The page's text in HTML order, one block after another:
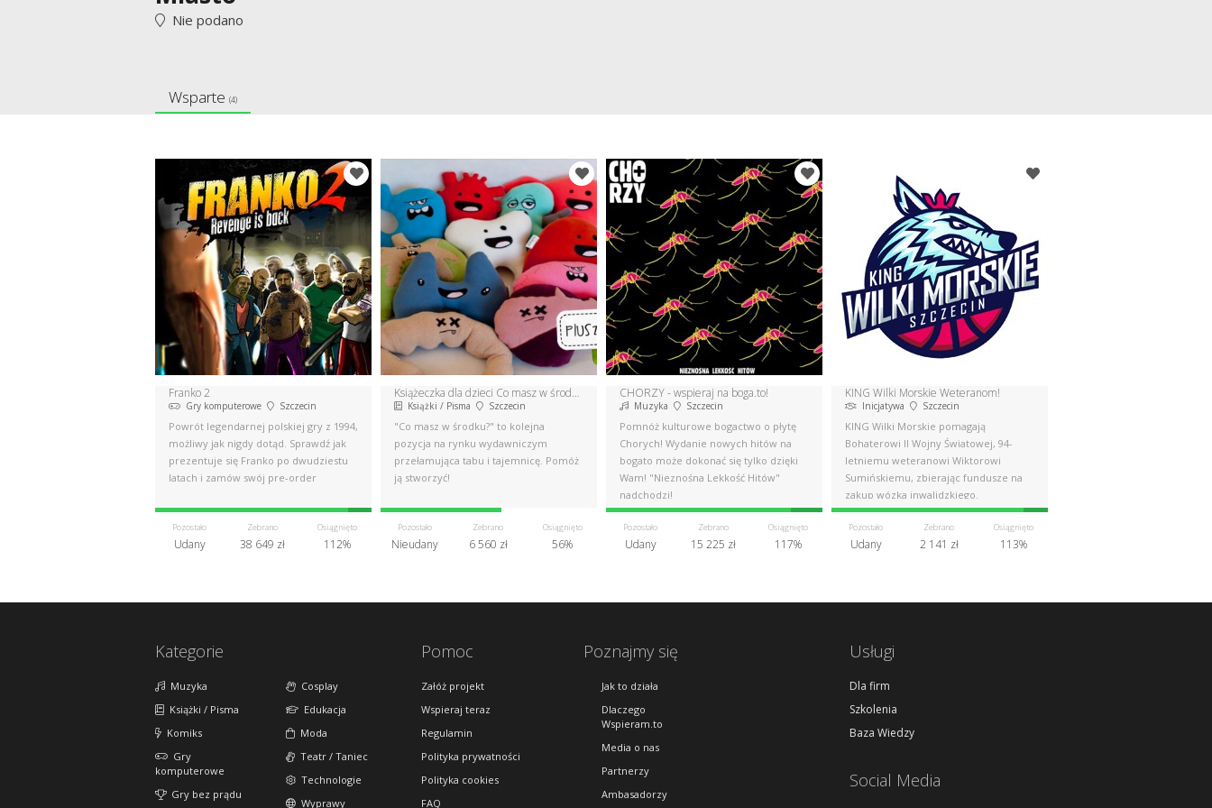
Nie podano
Wsparte (4)
Franko 2
Gry komputerowe Szczecin
Powrót legendarnej polskiej gry z 1994,
możliwy jak nigdy dotąd. Sprawdź jak
prezentuje się Franko po dwudziestu
latach i zamów swój pre-order
Pozostało
Udany
Zebrano
38 649 zł
Osiągnięto
112%
Książeczka dla dzieci Co masz w środku?
Książki / Pisma Szczecin
"Co masz w środku?" to kolejna
pozycja na rynku wydawniczym
przełamująca tabu i tajemnicę. Pomóż
ją stworzyć!
Pozostało
Nieudany
Zebrano
6 560 zł
Osiągnięto
56%
CHORZY - wspieraj na boga.to!
Muzyka Szczecin
Pomnóż kulturowe bogactwo o płytę
Chorych! Wydanie nowych hitów na
bogato może dokonać się tylko dzięki
Wam! "Nieznośna Lekkość Hitów"
nadchodzi!
Pozostało
Udany
Zebrano
15 225 zł
Osiągnięto
117%
KING Wilki Morskie Weteranom!
Inicjatywa Szczecin
KING Wilki Morskie pomagają
Bohaterowi II Wojny Światowej, 94-
letniemu weteranowi Wiktorowi
Sumińskiemu, zbierając fundusze na
zakup wózka inwalidzkiego.
Pozostało
Udany
Zebrano
2 141 zł
Osiągnięto
113%
Kategorie
Muzyka
Książki / Pisma
Komiks
Gry
komputerowe
Gry bez prądu
Cosplay
Edukacja
Moda
Teatr / Taniec
Technologie
Wyprawy
Pomoc
Załóż projekt
Wspieraj teraz
Regulamin
Polityka prywatności
Polityka cookies
FAQ
Poznajmy się
Jak to działa
Dlaczego
Wspieram.to
Media o nas
Partnerzy
Ambasadorzy
Usługi
Dla firm
Szkolenia
Baza Wiedzy
Social Media